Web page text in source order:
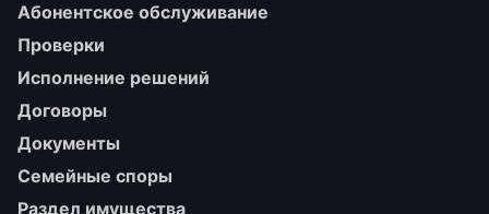
Абонентское обслуживание
Проверки
Исполнение решений
Договоры
Документы
Семейные споры
Раздел имущества